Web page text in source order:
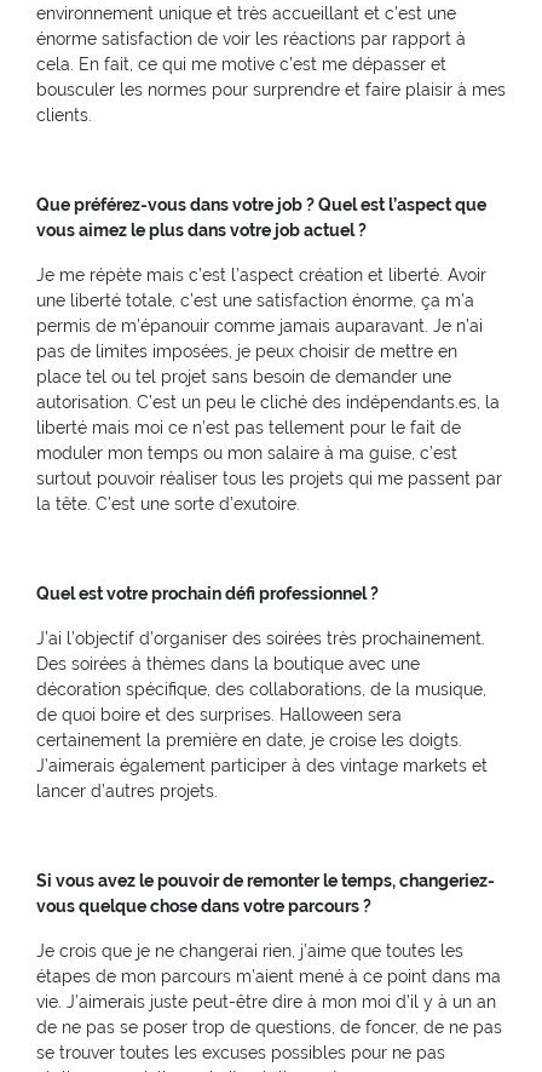
environnement unique et très accueillant et c’est une
énorme satisfaction de voir les réactions par rapport à
cela. En fait, ce qui me motive c’est me dépasser et
bousculer les normes pour surprendre et faire plaisir à mes
clients.
Que préférez-vous dans votre job ? Quel est l’aspect que
vous aimez le plus dans votre job actuel ?
Je me répète mais c’est l’aspect création et liberté. Avoir
une liberté totale, c’est une satisfaction énorme, ça m’a
permis de m’épanouir comme jamais auparavant. Je n’ai
pas de limites imposées, je peux choisir de mettre en
place tel ou tel projet sans besoin de demander une
autorisation. C’est un peu le cliché des indépendants.es, la
liberté mais moi ce n’est pas tellement pour le fait de
moduler mon temps ou mon salaire à ma guise, c’est
surtout pouvoir réaliser tous les projets qui me passent par
la tête. C’est une sorte d’exutoire.
Quel est votre prochain défi professionnel ?
J’ai l’objectif d’organiser des soirées très prochainement.
Des soirées à thèmes dans la boutique avec une
décoration spécifique, des collaborations, de la musique,
de quoi boire et des surprises. Halloween sera
certainement la première en date, je croise les doigts.
J’aimerais également participer à des vintage markets et
lancer d’autres projets.
Si vous avez le pouvoir de remonter le temps, changeriez-
vous quelque chose dans votre parcours ?
Je crois que je ne changerai rien, j’aime que toutes les
étapes de mon parcours m’aient mené à ce point dans ma
vie. J’aimerais juste peut-être dire à mon moi d’il y à un an
de ne pas se poser trop de questions, de foncer, de ne pas
se trouver toutes les excuses possibles pour ne pas